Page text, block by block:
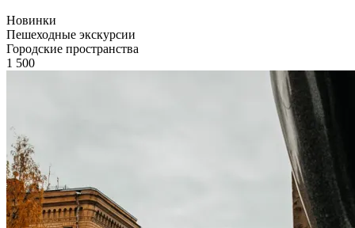
Новинки
Пешеходные экскурсии
Городские пространства
1 500